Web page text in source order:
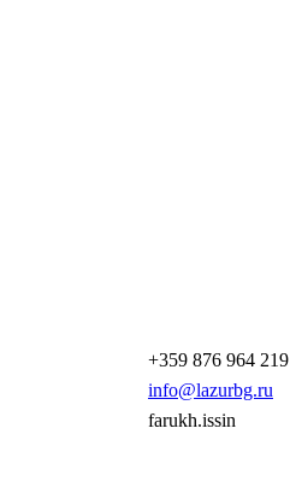
+359 876 964 219
info@lazurbg.ru
farukh.issin